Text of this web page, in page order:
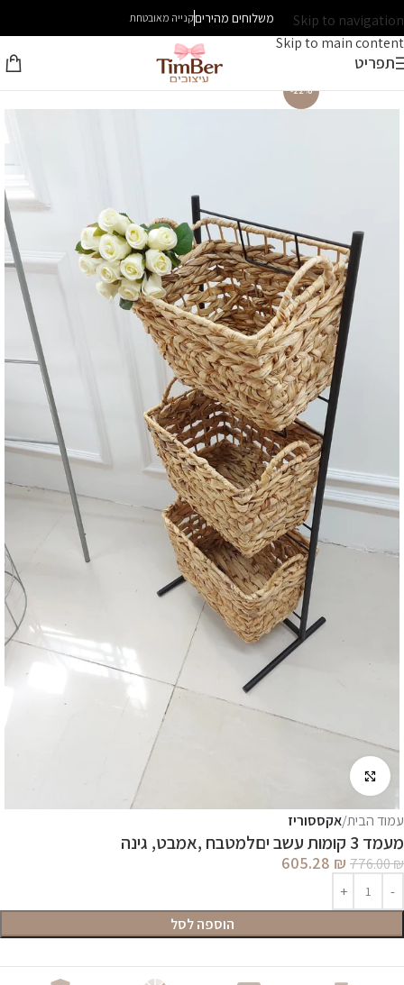
Skip to navigation
Skip to main content
משלוחים מהיריםקנייה מאובטחת
תפריט
עמוד הבית אקססוריז
מעמד 3 קומות עשב יםלמטבח ,אמבט, גינה
776.00₪
605.28 ₪
הוספה לסל
-22%
לחץ להגדלה